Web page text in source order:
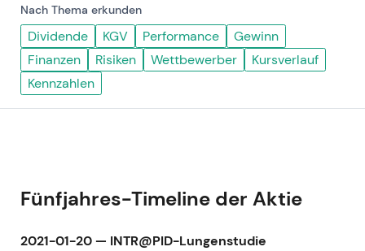
Nach Thema erkunden
Dividende KGV Performance
Gewinn
Finanzen
Risiken Wettbewerber
Kursverlauf
Kennzahlen
Fünfjahres-Timeline der Aktie
2021-01-20 — INTR@PID-Lungenstudie